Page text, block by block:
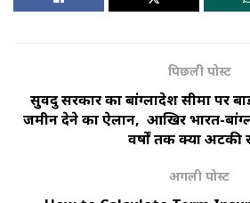
पिछली पोस्ट
सुवेंदु सरकार का बांग्लादेश सीमा पर
जमीन देने का ऐलान, आखिर भारत-
वर्षों तक क्यों अटकी
अगली पोस्ट